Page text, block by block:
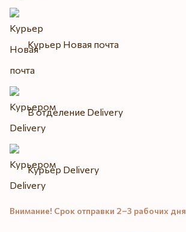
Курьер Новая почта
В отделение Delivery
Курьер Delivery
Внимание! Срок отправки 2–3 рабочих дня